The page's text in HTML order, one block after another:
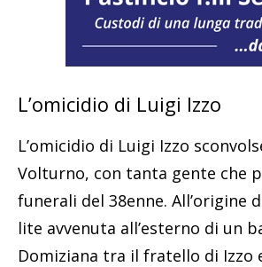
L’omicidio di Luigi Izzo
L’omicidio di Luigi Izzo
Volturno, con tanta gente che
funerali del 38enne. All’origine
lite avvenuta all’esterno di un
Domiziana tra il fratello di Izzo